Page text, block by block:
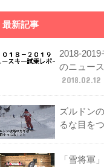
最新記事
2018-
のニュー
2018.02.12
ズルドン
るな目を
「雪将軍